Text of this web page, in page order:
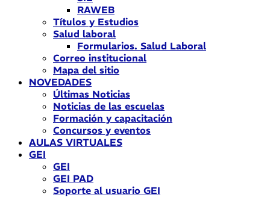
RAWEB
Títulos y Estudios
Salud laboral
Formularios. Salud Laboral
Correo institucional
Mapa del sitio
NOVEDADES
Últimas Noticias
Noticias de las escuelas
Formación y capacitación
Concursos y eventos
AULAS VIRTUALES
GEI
GEI
GEI PAD
Soporte al usuario GEI